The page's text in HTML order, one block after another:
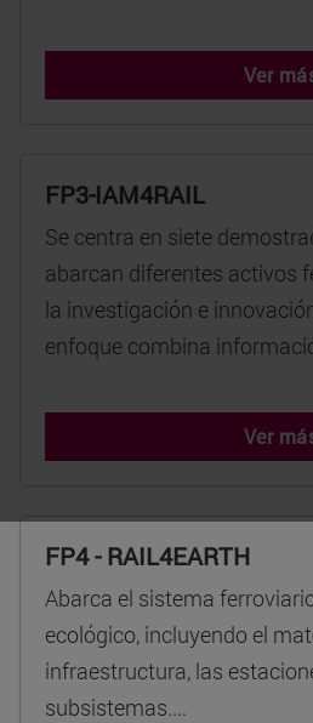
Ver
FP3-IAM4RAIL
Se centra en siete
abarcan diferentes activos
la investigación e
enfoque combina
Ver
FP4 - RAIL4EARTH
Abarca el sistema
ecológico, incluyendo el
infraestructura, las
subsistemas....